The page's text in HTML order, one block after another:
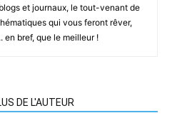
et journaux, le tout-venant de
qui vous feront rêver,
en bref, que le meilleur !
DE L'AUTEUR